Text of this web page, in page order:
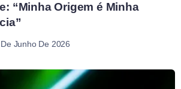
“Minha Origem é Minha
Junho De 2026